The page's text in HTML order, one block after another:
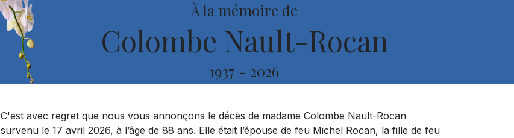
À la mémoire de
Colombe Nault-Rocan
1937 - 2026
C'est avec regret que nous vous annonçons le décès de madame Colombe Nault-Rocan
survenu le 17 avril 2026, à l’âge de 88 ans. Elle était l’épouse de feu Michel Rocan, la fille de feu